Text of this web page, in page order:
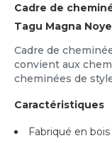
Cadre de
Tagu Magna
Cadre de
convient aux
cheminées de
Caractéristiques
Fabriqué en